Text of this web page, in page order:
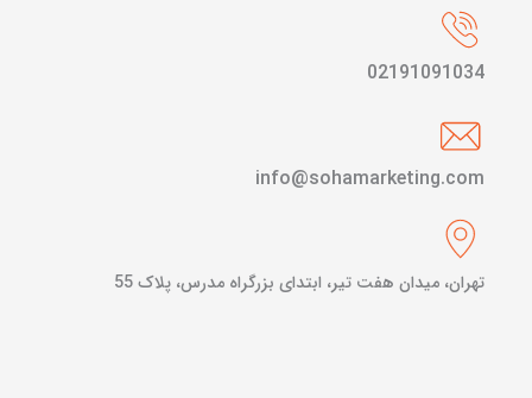
02191091034
info@sohamarketing.com
تهران، میدان هفت تیر، ابتدای بزرگراه مدرس، پلاک 55